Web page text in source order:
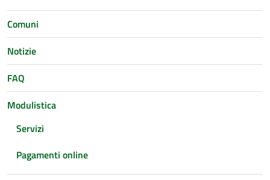
Comuni
Notizie
FAQ
Modulistica
Servizi
Pagamenti online